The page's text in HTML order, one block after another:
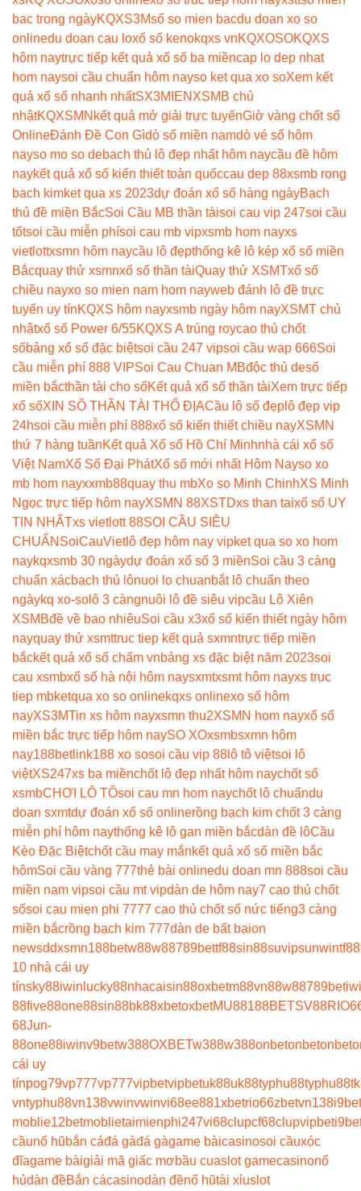
bac trong ngàyKQXS3Msố so mien bacdu doan xo so
onlinedu doan cau loxổ số kenokqxs vnKQXOSOKQXS
hôm naytrực tiếp kết quả xổ số ba miềncap lo dep nhat
hom naysoi cầu chuẩn hôm nayso ket qua xo soXem kết
quả xổ số nhanh nhấtSX3MIEN XSMB chủ
nhậtKQXSMN kết quả mở giải trực tuyếnGiờ vàng chốt số
OnlineĐánh Đề Con Gìdò số miền namdò vé số hôm
nayso mo so debach thủ lô đẹp nhất hôm naycầu đề hôm
naykết quả xổ số kiến thiết toàn quốccau dep 88xsmb rong
bach kimket qua xs 2023dự đoán xổ số hàng ngàyBạch
thủ đề miền BắcSoi Cầu MB thần tàisoi cau vip 247soi cầu
tốtsoi cầu miễn phísoi cau mb vipxsmb hom nayxs
vietlottxsmn hôm naycầu lô đẹpthống kê lô kép xổ số miền
Bắcquay thử xsmnxổ số thần tàiQuay thử XSMTxổ số
chiều nayxo so mien nam hom nayweb đánh lô đề trực
tuyến uy tínKQXS hôm nayxsmb ngày hôm nayXSMT chủ
nhậtxổ số Power 6/55KQXS A trúng roycao thủ chốt
sốbảng xổ số đặc biệtsoi cầu 247 vipsoi cầu wap 666Soi
cầu miễn phí 888 VIPSoi Cau Chuan MBđộc thủ desố
miền bắcthần tài cho sốKết quả xổ số thần tàiXem trực tiếp
xổ sốXIN SỐ THẦN TÀI THỔ ĐỊACầu lô số đẹp lô đẹp vip
24hsoi cầu miễn phí 888xổ số kiến thiết chiều nayXSMN
thứ 7 hàng tuầnKết quả Xổ số Hồ Chí Minhnhà cái xổ số
Việt NamXổ Số Đại PhátXổ số mới nhất Hôm Nayso xo
mb hom nayxxmb88quay thu mbXo so Minh ChinhXS Minh
Ngọc trực tiếp hôm nayXSMN 88XSTDxs than taixổ số UY
TIN NHẤTxs vietlott 88SOI CẦU SIÊU
CHUẨN SoiCauVietlô đẹp hôm nay vipket qua so xo hom
naykqxsmb 30 ngàydự đoán xổ số 3 miềnSoi cầu 3 càng
chuẩn xácbạch thủ lônuoi lo chuanbắt lô chuẩn theo
ngàykq xo-so lô 3 càngnuôi lô đề siêu vipcầu Lô Xiên
XSMBđề về bao nhiêuSoi cầu x3xổ số kiến thiết ngày hôm
nayquay thử xsmttruc tiep kết quả sxmntrực tiếp miền
bắckết quả xổ số chấm vnbảng xs đặc biệt năm 2023soi
cau xsmbxổ số hà nội hôm naysxmtxsmt hôm nayxs truc
tiep mbketqua xo so onlinekqxs onlinexo số hôm
nayXS3MTin xs hôm nayxsmn thu2XSMN hom nayxổ số
miền bắc trực tiếp hôm naySO XOxsmbsxmn hôm
nay188betlink188 xo sosoi cầu vip 88 lô tô việtsoi lô
việtXS247xs ba miềnchốt lô đẹp nhất hôm naychốt số
xsmbCHƠI LÔ TÔsoi cau mn hom naychốt lô chuẩndu
doan sxmtdự đoán xổ số onlinerồng bạch kim chốt 3 càng
miễn phí hôm naythống kê lô gan miền bắcdàn đề lôCầu
Kèo Đặc Biệtchốt cầu may mắnkết quả xổ số miền bắc
hômSoi cầu vàng 777thẻ bài onlinedu doan mn 888soi cầu
miền nam vipsoi cầu mt vipdàn de hôm nay7 cao thủ chốt
sốsoi cau mien phi 7777 cao thủ chốt số nức tiếng3 càng
miền bắcrồng bạch kim 777dàn de bất bạion
newsddxsmn188betw88w88789bettf88sin88suvipsunwintf88
10 nhà cái uy
tínsky88iwin lucky88nhacaisin88oxbetm88vn88w88789bet
88five88one88sin88bk88xbetoxbetMU88188BETSV88
68Jun-
88one88iwinv9betw388OXBETw388w388onbetonbetonbet
cái uy
tínpog79vp777vp777vipbetvipbetuk88uk88typhu88typhu88
vntyphu88vn138vwinvwinvi68ee881xbetrio66zbetvn138
moblie12betmoblietaimienphi247vi68clupcf68clupvipbet
cầunổ hũbắn cáđá gàđá gàgame bàicasinosoi cầuxóc
đĩagame bàigiải mã giấc mơbầu cuaslot gamecasinonổ
hủdàn đềBắn cácasinodàn đềnổ hũtài xỉuslot